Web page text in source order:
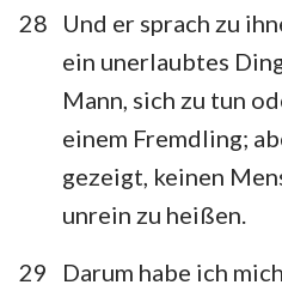
15
17 18
22
23 24 25
28
Und er sprach zu
ein unerlaubtes
Mann, sich zu tun
einem Fremdling;
gezeigt, keinen
unrein zu heißen.
29
Darum habe ich